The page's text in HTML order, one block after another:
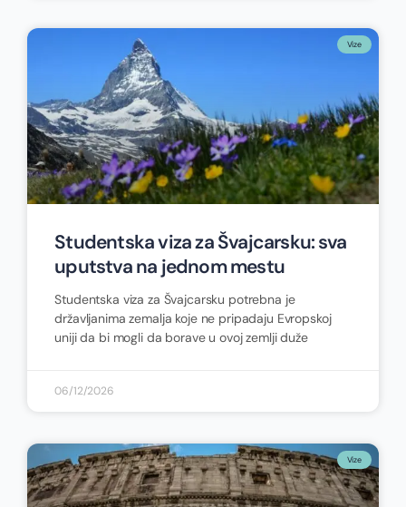
Vize
Studentska viza za Švajcarsku: sva
uputstva na jednom mestu
Studentska viza za Švajcarsku potrebna je
državljanima zemalja koje ne pripadaju Evropskoj
uniji da bi mogli da borave u ovoj zemlji duže
06/12/2026
Vize